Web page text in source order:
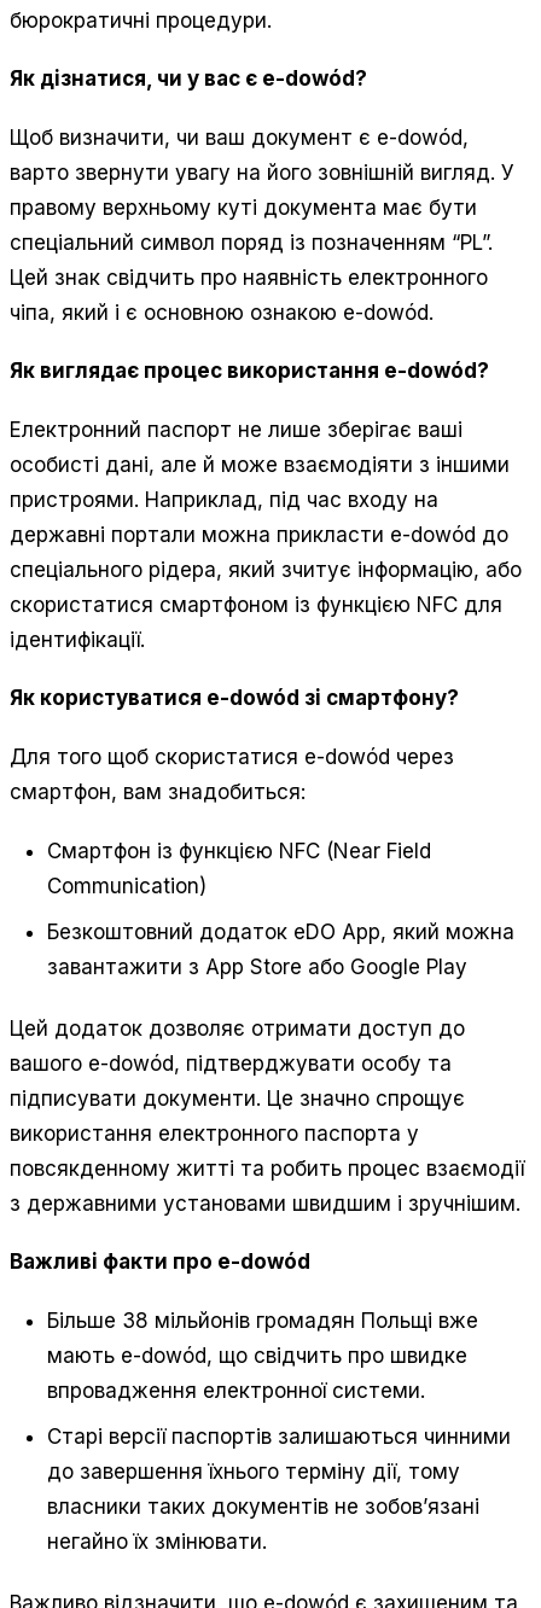
бюрократичні процедури.
Як дізнатися, чи у вас є e-dowód?
Щоб визначити, чи ваш документ є e-dowód,
варто звернути увагу на його зовнішній вигляд. У
правому верхньому куті документа має бути
спеціальний символ поряд із позначенням “PL”.
Цей знак свідчить про наявність електронного
чіпа, який і є основною ознакою e-dowód.
Як виглядає процес використання e-dowód?
Електронний паспорт не лише зберігає ваші
особисті дані, але й може взаємодіяти з іншими
пристроями. Наприклад, під час входу на
державні портали можна прикласти e-dowód до
спеціального рідера, який зчитує інформацію, або
скористатися смартфоном із функцією NFC для
ідентифікації.
Як користуватися e-dowód зі смартфону?
Для того щоб скористатися e-dowód через
смартфон, вам знадобиться:
Смартфон із функцією NFC (Near Field
Communication)
Безкоштовний додаток eDO App, який можна
завантажити з App Store або Google Play
Цей додаток дозволяє отримати доступ до
вашого e-dowód, підтверджувати особу та
підписувати документи. Це значно спрощує
використання електронного паспорта у
повсякденному житті та робить процес взаємодії
з державними установами швидшим і зручнішим.
Важливі факти про e-dowód
Більше 38 мільйонів громадян Польщі вже
мають e-dowód, що свідчить про швидке
впровадження електронної системи.
Старі версії паспортів залишаються чинними
до завершення їхнього терміну дії, тому
власники таких документів не зобов’язані
негайно їх змінювати.